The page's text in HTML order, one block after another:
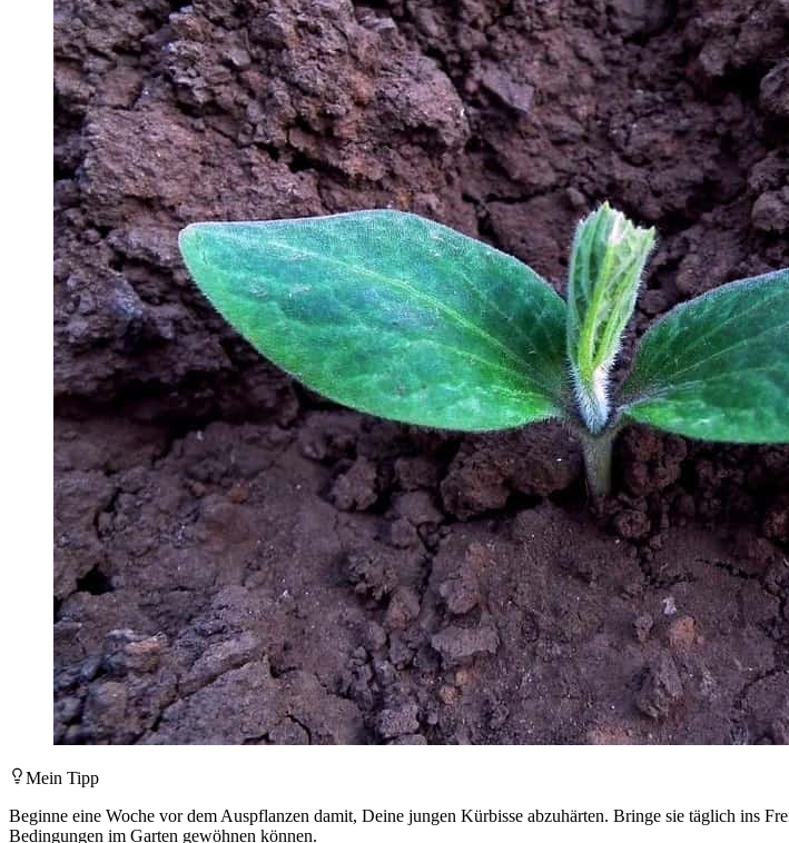
Mein Tipp
Beginne eine Woche vor dem Auspflanzen damit, Deine jungen Kürbisse abzuhärten. Bringe sie täglich ins
Bedingungen im Garten gewöhnen können.